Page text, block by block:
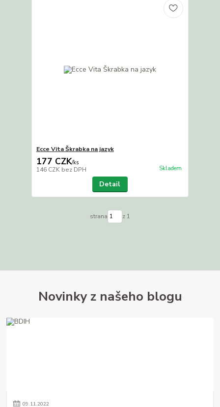
Ecce Vita Škrabka na jazyk
177 CZK/ks
146 CZK bez DPH Skladem
Detail
strana z 1
Novinky z našeho blogu
09.11.2022